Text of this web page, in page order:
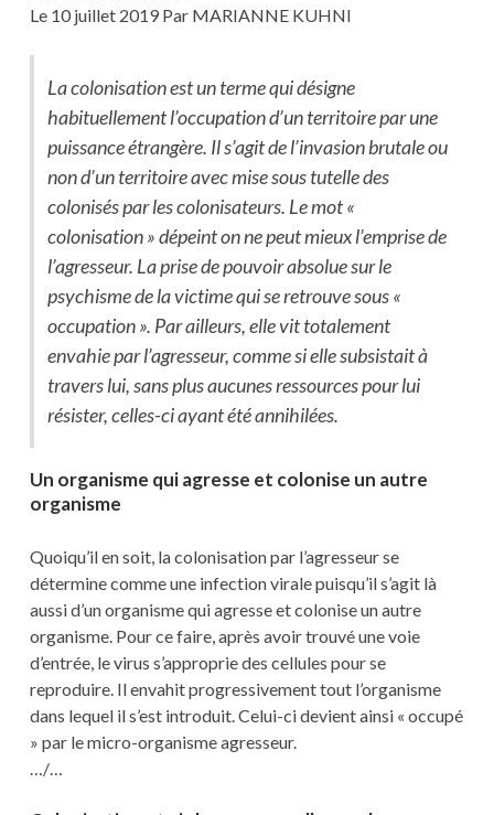
Le 10 juillet 2019 Par MARIANNE KUHNI
La colonisation est un terme qui désigne
habituellement l’occupation d’un territoire par une
puissance étrangère. Il s’agit de l’invasion brutale ou
non d’un territoire avec mise sous tutelle des
colonisés par les colonisateurs. Le mot «
colonisation » dépeint on ne peut mieux l’emprise de
l’agresseur. La prise de pouvoir absolue sur le
psychisme de la victime qui se retrouve sous «
occupation ». Par ailleurs, elle vit totalement
envahie par l’agresseur, comme si elle subsistait à
travers lui, sans plus aucunes ressources pour lui
résister, celles-ci ayant été annihilées.
Un organisme qui agresse et colonise un autre
organisme
Quoiqu’il en soit, la colonisation par l’agresseur se
détermine comme une infection virale puisqu’il s’agit là
aussi d’un organisme qui agresse et colonise un autre
organisme. Pour ce faire, après avoir trouvé une voie
d’entrée, le virus s’approprie des cellules pour se
reproduire. Il envahit progressivement tout l’organisme
dans lequel il s’est introduit. Celui-ci devient ainsi « occupé
» par le micro-organisme agresseur.
…/…